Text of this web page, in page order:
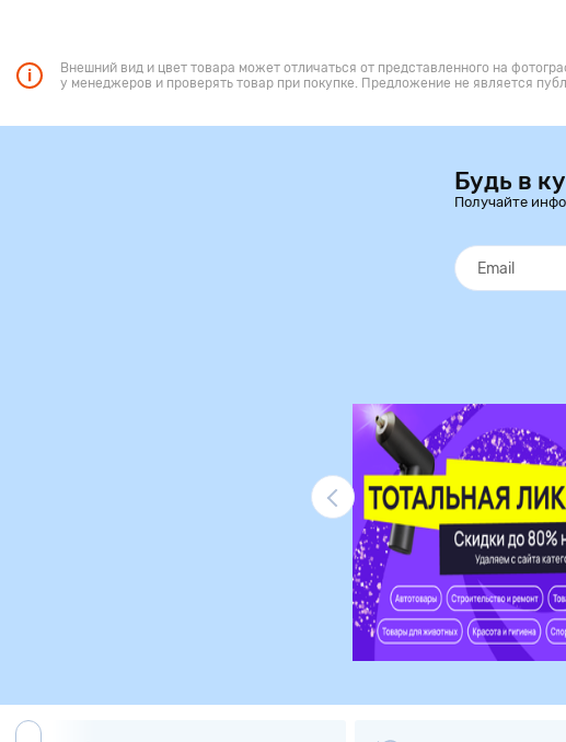
Внешний вид и цвет товара может отличаться от представленного на
у менеджеров и проверять товар при покупке. Предложение не является
Будь в
Получайте